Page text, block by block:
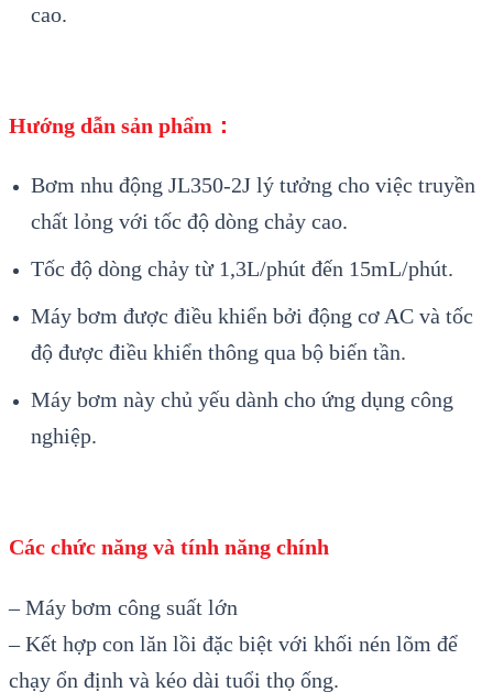
cao.
Hướng dẫn sản phẩm：
Bơm nhu động JL350-2J lý tưởng cho việc truyền
chất lỏng với tốc độ dòng chảy cao.
Tốc độ dòng chảy từ 1,3L/phút đến 15mL/phút.
Máy bơm được điều khiển bởi động cơ AC và tốc
độ được điều khiển thông qua bộ biến tần.
Máy bơm này chủ yếu dành cho ứng dụng công
nghiệp.
Các chức năng và tính năng chính
– Máy bơm công suất lớn
– Kết hợp con lăn lồi đặc biệt với khối nén lõm để
chạy ổn định và kéo dài tuổi thọ ống.